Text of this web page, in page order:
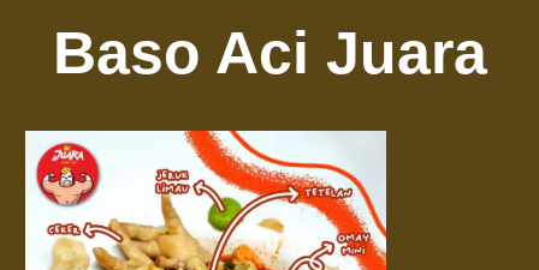
Baso Aci Juara